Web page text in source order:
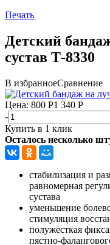
Печать
Детский
сустав Т-8330
В избранноеСравнение
Цена: 800 Р1 340 Р
-
Купить в 1 клик
Осталось несколько
стабилизация и
равномерная
сустава
уменьшение
стимуляция
полужесткая
пястно-